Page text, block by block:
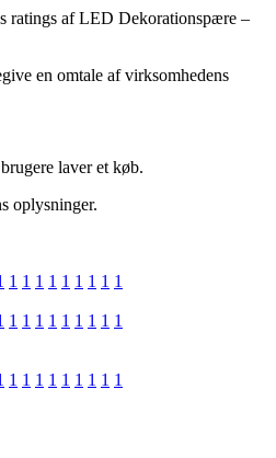
ratings af LED Dekorationspære –
en omtale af virksomhedens
laver et køb.
oplysninger.
1 1 1 1 1 1 1 1 1
1 1 1 1 1 1 1 1 1
1 1 1 1 1 1 1 1 1